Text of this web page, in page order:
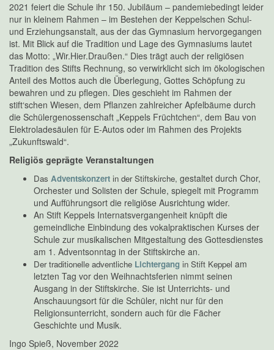
2021 feiert die Schule ihr 150. Jubiläum – pandemiebedingt leider
nur in kleinem Rahmen – im Bestehen der Keppelschen Schul-
und Erziehungsanstalt, aus der das Gymnasium hervorgegangen
ist. Mit Blick auf die Tradition und Lage des Gymnasiums lautet
das Motto: „Wir.Hier.Draußen.“ Dies trägt auch der religiösen
Tradition des Stifts Rechnung, so verwirklicht sich im ökologischen
Anteil des Mottos auch die Überlegung, Gottes Schöpfung zu
bewahren und zu pflegen. Dies geschieht im Rahmen der
stift‘schen Wiesen, dem Pflanzen zahlreicher Apfelbäume durch
die Schülergenossenschaft „Keppels Früchtchen“, dem Bau von
Elektroladesäulen für E-Autos oder im Rahmen des Projekts
„Zukunftswald“.
Religiös geprägte Veranstaltungen
Das Adventskonzert in der Stiftskirche, gestaltet durch Chor,
Orchester und Solisten der Schule, spiegelt mit Programm
und Aufführungsort die religiöse Ausrichtung wider.
An Stift Keppels Internatsvergangenheit knüpft die
gemeindliche Einbindung des vokalpraktischen Kurses der
Schule zur musikalischen Mitgestaltung des Gottesdienstes
am 1. Adventsonntag in der Stiftskirche an.
Der traditionelle adventliche Lichtergang in Stift Keppel am
letzten Tag vor den Weihnachtsferien nimmt seinen
Ausgang in der Stiftskirche. Sie ist Unterrichts- und
Anschauungsort für die Schüler, nicht nur für den
Religionsunterricht, sondern auch für die Fächer
Geschichte und Musik.
Ingo Spieß, November 2022